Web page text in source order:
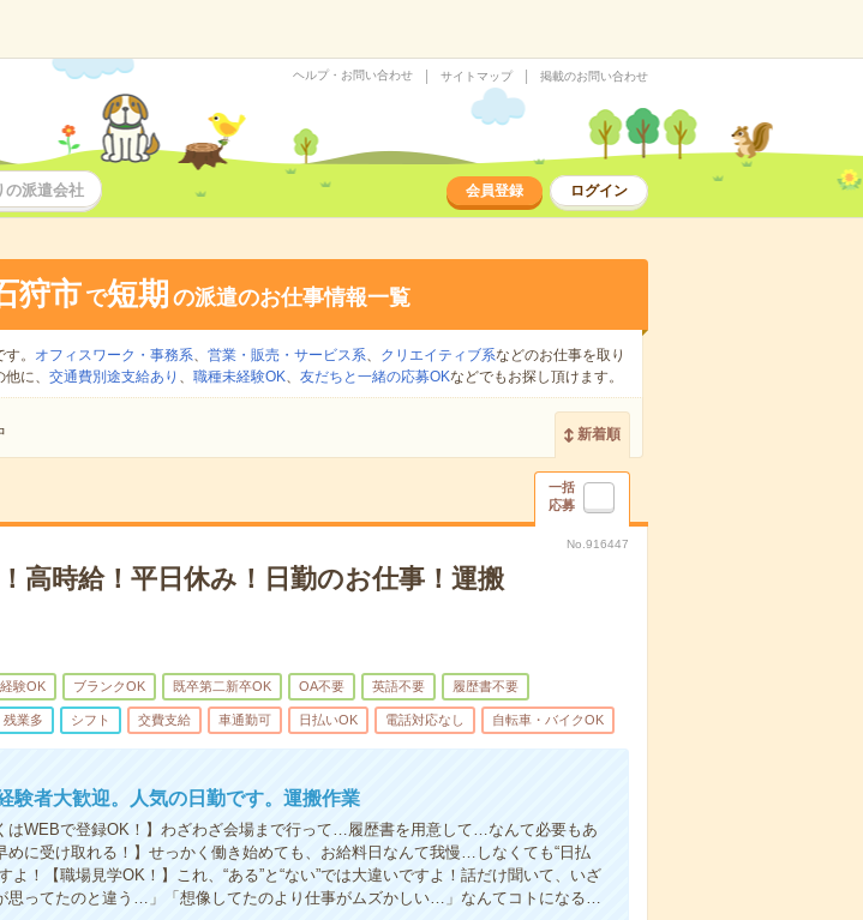
ヘルプ・お問い合わせ サイトマップ 掲載のお問い合わせ
の派遣会社 会員登録 ログイン
狩市 で短期 の派遣のお仕事情報一覧
。 オフィスワーク・事務系、 営業・販売・サービス系、 クリエイティブ系などのお仕事を取り
に、 交通費別途支給あり 、 職種未経験OK、 友だちと一緒の応募OKなどでもお探し頂けます。
新着順
一括
応募
No.916447
高時給！平日休み！日勤のお仕事！運搬
験OK ブランクOK 既卒第二新卒OK OA不要 英語不要 履歴書不要
残業多 シフト 交費支給 車通勤可 日払いOK 電話対応なし 自転車・バイクOK
験者大歓迎。人気の日勤です。運搬作業
はWEBで登録OK！】わざわざ会場まで行って…履歴書を用意して…なんて必要もあ
めに受け取れる！】せっかく働き始めても、お給料日なんて我慢…しなくても“日払
よ！【職場見学OK！】これ、“ある”と“ない”では大違いですよ！話だけ聞いて、いざ
思ってたのと違う…」「想像してたのより仕事がムズかしい…」なんてコトになる…